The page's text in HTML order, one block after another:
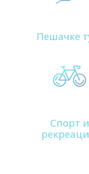
Пешачке
Спорт и